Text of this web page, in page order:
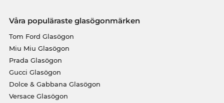
Våra populäraste glasögonmärken
Tom Ford Glasögon
Miu Miu Glasögon
Prada Glasögon
Gucci Glasögon
Dolce & Gabbana Glasögon
Versace Glasögon